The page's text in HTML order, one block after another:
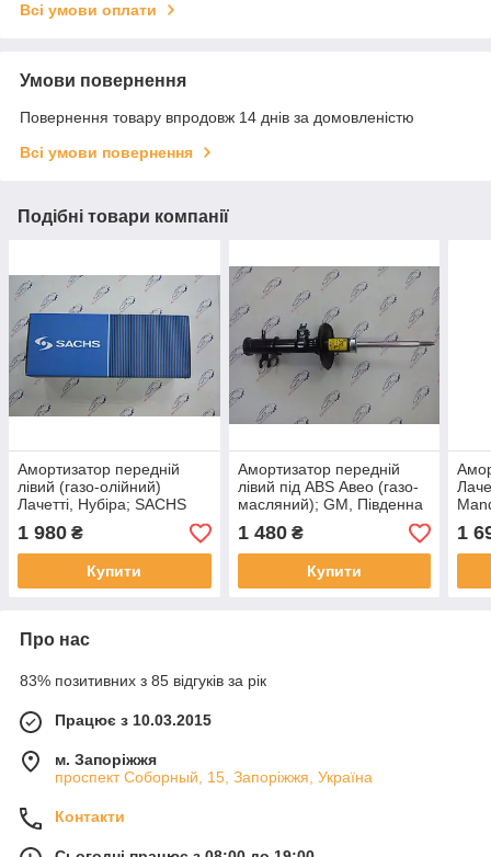
Всі умови оплати
Умови повернення
Повернення товару впродовж 14 днів за домовленістю
Всі умови повернення
Подібні товари компанії
Амортизатор передній
лівий (газо-олійний)
Лачетті, Нубіра; SACHS
1 980 ₴
Купити
Амортизатор передній
лівий під ABS Авео (газо-
масляний); GM, Південна
Корея
1 480₴
Купити
1
Про нас
83% позитивних з 85 відгуків за рік
Працює з 10.03.2015
м. Запоріжжя
проспект Соборный, 15, Запоріжжя, Україна
Контакти